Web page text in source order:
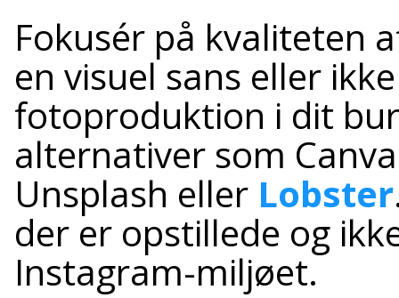
Fokusér på kvaliteten
en visuel sans eller
fotoproduktion i dit
alternativer som
Unsplash eller Lobster
der er opstillede og
Instagram-miljøet.